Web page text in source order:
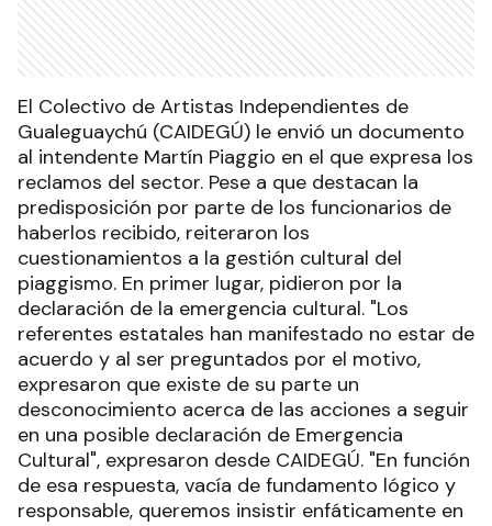
El Colectivo de Artistas Independientes de
Gualeguaychú (CAIDEGÚ) le envió un documento
al intendente Martín Piaggio en el que expresa los
reclamos del sector. Pese a que destacan la
predisposición por parte de los funcionarios de
haberlos recibido, reiteraron los
cuestionamientos a la gestión cultural del
piaggismo. En primer lugar, pidieron por la
declaración de la emergencia cultural. "Los
referentes estatales han manifestado no estar de
acuerdo y al ser preguntados por el motivo,
expresaron que existe de su parte un
desconocimiento acerca de las acciones a seguir
en una posible declaración de Emergencia
Cultural", expresaron desde CAIDEGÚ. "En función
de esa respuesta, vacía de fundamento lógico y
responsable, queremos insistir enfáticamente en